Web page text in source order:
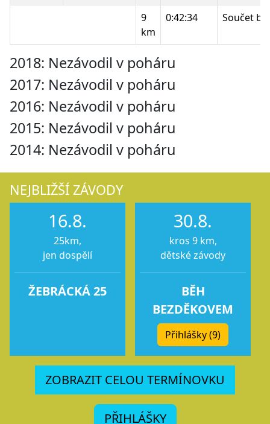
9
km
0:42:34 Součet
2018: Nezávodil v poháru
2017: Nezávodil v poháru
2016: Nezávodil v poháru
2015: Nezávodil v poháru
2014: Nezávodil v poháru
NEJBLIŽŠÍ ZÁVODY
16.8.
25km,
jen dospělí
ŽEBRÁCKÁ 25
30.8.
kros 9 km,
dětské závody
BĚH
BEZDĚKOVEM
Přihlášky (9)
ZOBRAZIT CELOU TERMÍNOVKU
PŘIHLÁŠKY